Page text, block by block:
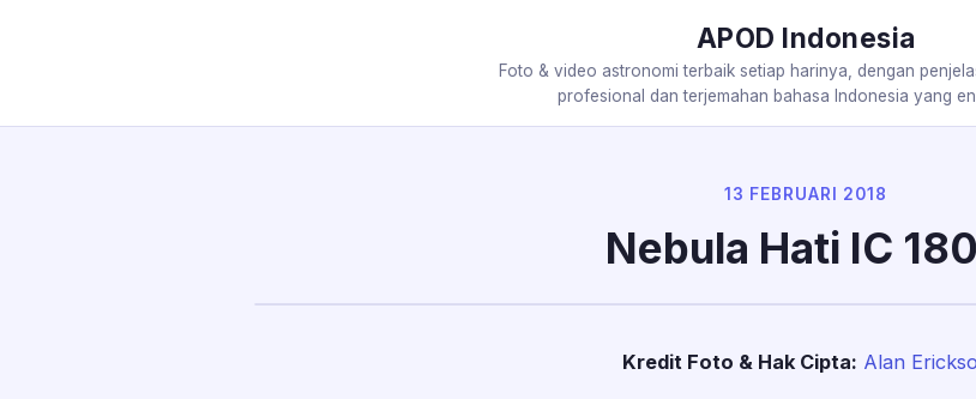
APOD Indonesia
Foto & video astronomi terbaik setiap harinya, dengan
profesional dan terjemahan bahasa Indonesia yang
13 FEBRUARI 2018
Nebula Hati IC
Kredit Foto & Hak Cipta: Alan